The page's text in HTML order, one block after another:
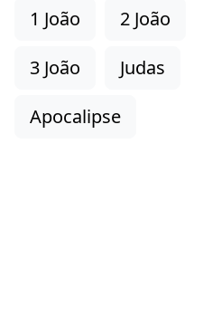
1 João
2 João
3 João
Judas
Apocalipse